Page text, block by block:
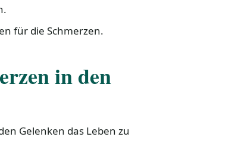
für die Schmerzen.
in den
Gelenken das Leben zu